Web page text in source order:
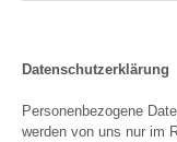
Datenschutzerklärung
Personenbezogene
werden von uns nur im